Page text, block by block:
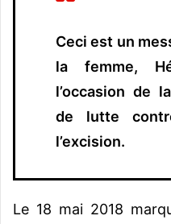
Ceci est un
la femme,
l’occasion de
de lutte
l’excision.
Le 18 mai 2018